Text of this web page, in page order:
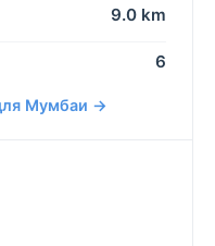
9.0 km
6
Мумбаи →